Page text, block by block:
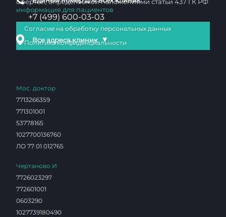
+7 (499) 600-03-03
Все адреса клиник ▼
офертой, определяемой положениями статьи 437 ГК РФ
информация для пациентов
Согласие на обработку персональных данных
Политика конфиденциальности
Мос. доктор
7713266359
771301001
53778165
1027700136760
ЛО 77 01 012765
Чертаново И
7726023297
772601001
0603290
1027739180490